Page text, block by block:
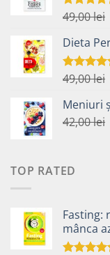
Evaluat la
49,00lei
Dieta
Evaluat la
49,00lei
Meniuri
42,00lei
TOP RATED
Fasting:
mânca